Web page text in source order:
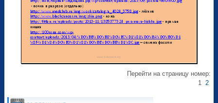
Перейти на страницу номер:
1 2